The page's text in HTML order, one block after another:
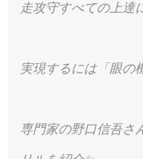
走攻守すべての上達
実現するには「眼の
専門家の野口信吾さ